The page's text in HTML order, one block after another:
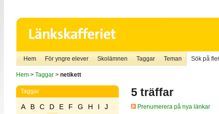
Hem För yngre elever Skolämnen Taggar Teman Sök på
Hem> Taggar> netikett
Taggar
A B C D E F G H I
J
5 träffar
Prenumerera på nya länkar